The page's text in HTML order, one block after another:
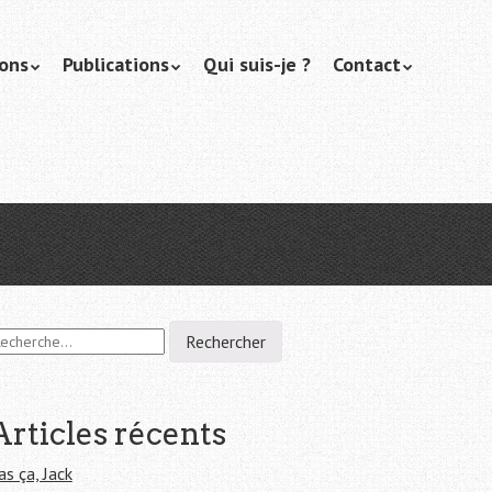
Publications Qui suis-je ? Contact
récents
ça, Jack